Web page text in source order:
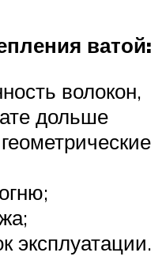
ватой:
волокон,
дольше
эксплуатации.